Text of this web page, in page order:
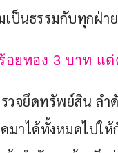
เป็นธรรมกับทุกฝ่าย
อยทอง 3 บาท แ
วจยึดทรัพย์สิน ล
มาได้ทั้งหมดไปใ